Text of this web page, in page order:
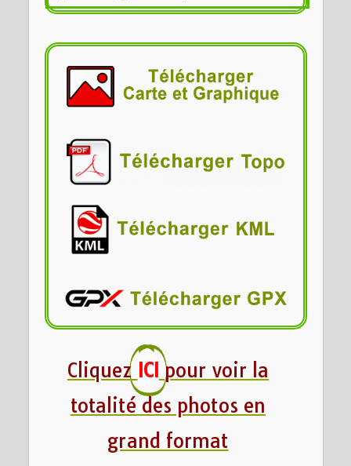
Cliquez ICI pour voir la
totalité des photos en
grand format